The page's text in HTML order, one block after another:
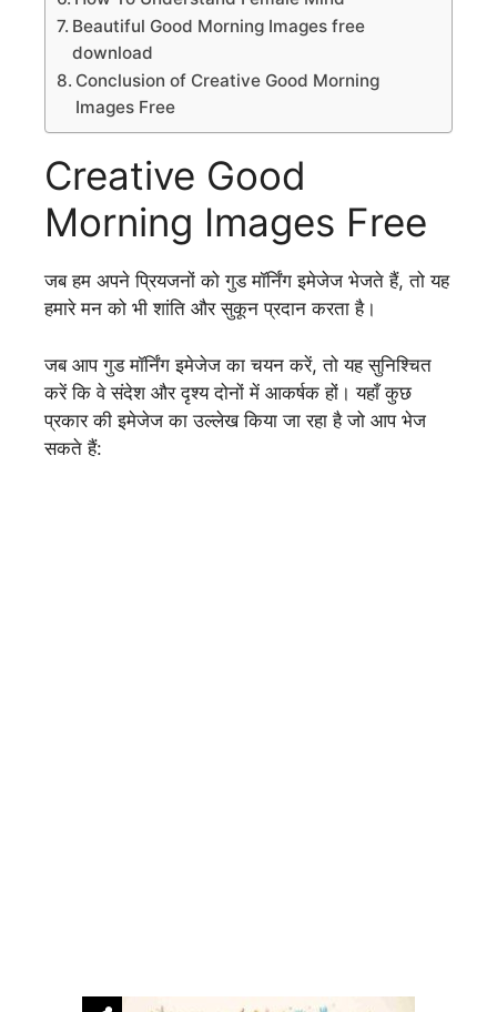
Beautiful Good Morning Images free
download
Conclusion of Creative Good Morning
Images Free
Creative Good
Morning Images Free
जब हम अपने प्रियजनों को गुड मॉर्निंग इमेजेज भेजते हैं, तो यह
हमारे मन को भी शांति और सुकून प्रदान करता है।
जब आप गुड मॉर्निंग इमेजेज का चयन करें, तो यह सुनिश्चित
करें कि वे संदेश और दृश्य दोनों में आकर्षक हों। यहाँ कुछ
प्रकार की इमेजेज का उल्लेख किया जा रहा है जो आप भेज
सकते हैं: